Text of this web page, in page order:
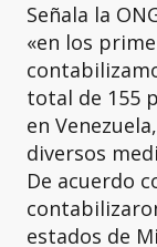
Señala la
«en los
total de 155
en
diversos
De acuerdo
estados de